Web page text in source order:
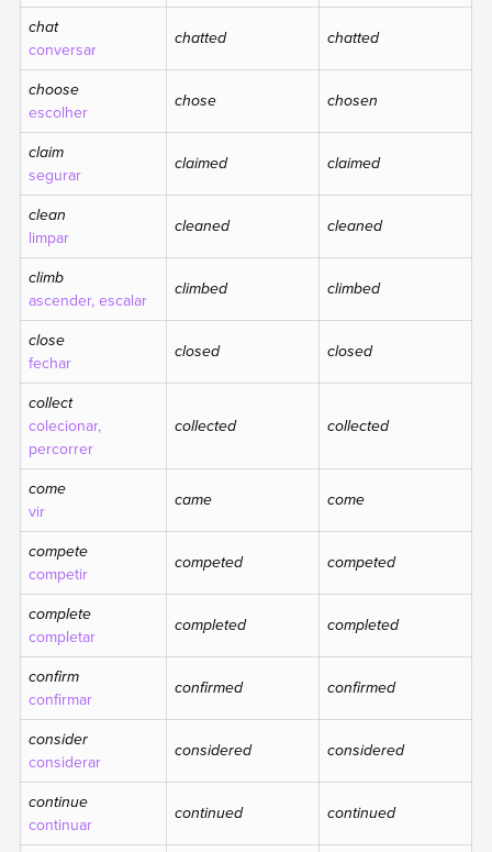
chat
conversar chatted chatted
choose
escolher chose chosen
claim
segurar claimed claimed
clean
limpar cleaned cleaned
climb
ascender, escalar climbed climbed
close
fechar closed closed
collect
colecionar,
percorrer
collected collected
come
vir came come
compete
competir competed competed
complete
completar completed completed
confirm
confirmar confirmed confirmed
consider
considerar considered considered
continue
continuar continued continued